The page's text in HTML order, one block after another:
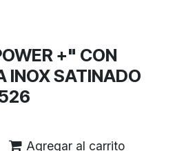
+" CON
INOX SATINADO
Agregar al carrito